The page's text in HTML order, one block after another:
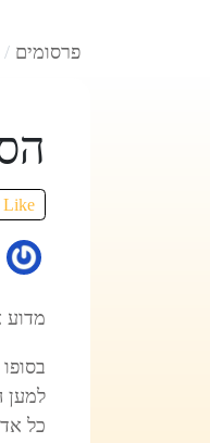
פרסומים
Like
מדוע
למען
כל